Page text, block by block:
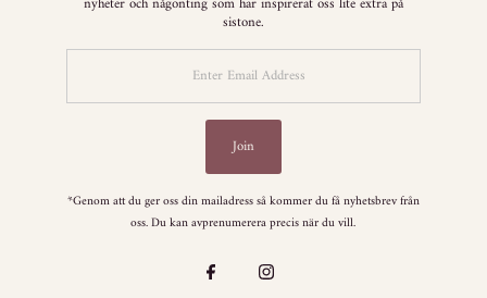
sistone.
Address
Join
*Genom att du ger oss din mailadress så kommer du få nyhetsbrev från
oss. Du kan avprenumerera precis när du vill.